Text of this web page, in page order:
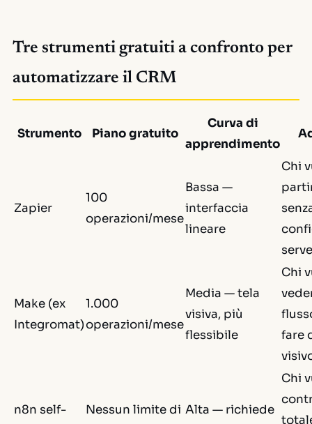
Tre strumenti gratuiti a confronto per
automatizzare il CRM
Strumento Piano gratuito
Curva di
apprendimento
Zapier
100
operazioni/mese
Bassa —
interfaccia
lineare
Chi
Make (ex
Integromat)
1.000
operazioni/mese
Media — tela
visiva, più
flessibile
Chi
fare
n8n self-
Nessun limite di Alta — richiede
Chi